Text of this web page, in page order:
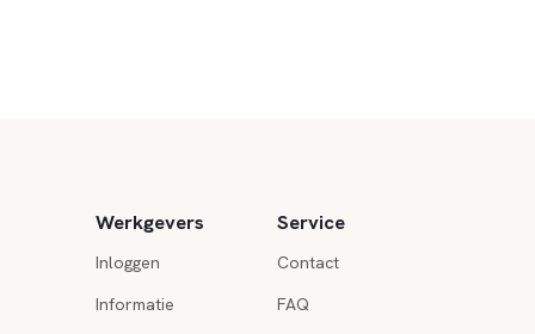
Werkgevers
Inloggen
Informatie
Service
Contact
FAQ